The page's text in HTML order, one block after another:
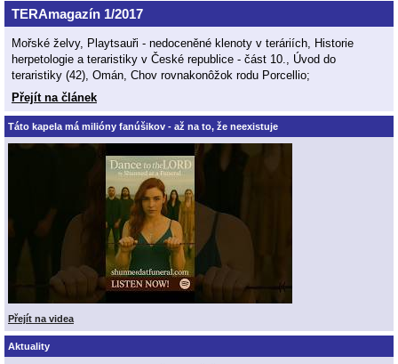
TERAmagazín 1/2017
Mořské želvy, Playtsauři - nedoceněné klenoty v teráriích, Historie
herpetologie a teraristiky v České republice - část 10., Úvod do
teraristiky (42), Omán, Chov rovnakonôžok rodu Porcellio;
Přejít na článek
Táto kapela má milióny fanúšikov - až na to, že neexistuje
Přejít na videa
Aktuality